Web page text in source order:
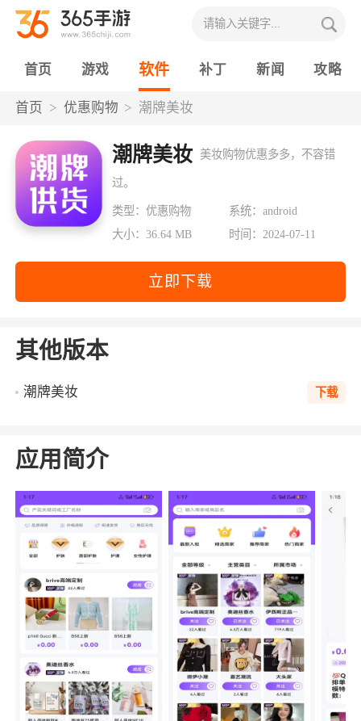
首页 游戏 软件 补丁 新闻 攻略
首页 优惠购物 潮牌美妆
潮牌美妆 美妆购物优惠多多，不容错
过。
类型：优惠购物
系统：android
大小：36.64 MB
时间：2024-07-11
立即下载
其他版本
潮牌美妆 下载
应用简介